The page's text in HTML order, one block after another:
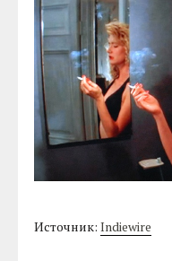
Источник:Indiewire